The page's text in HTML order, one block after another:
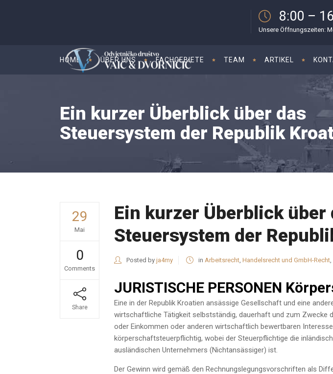
8:00 –
Unsere Öffnungszeiten:
HOME ÜBER UNS FACHGEBIETE TEAM ARTIKEL
Ein kurzer Überblick über das
Steuersystem der Republik
29
Mai
0
Comments
Share
Ein kurzer Überblick über
Steuersystem der
Posted by ja4my in Arbeitsrecht, Handelsrecht und GmbH-Recht,
JURISTISCHE PERSONEN
Eine in der Republik Kroatien ansässige Gesellschaft und eine
wirtschaftliche Tätigkeit selbstständig, dauerhaft und zum Zwecke
oder Einkommen oder anderen wirtschaftlich bewertbaren
körperschaftsteuerpflichtig, wobei der Steuerpflichtige die
ausländischen Unternehmers (Nichtansässiger) ist.
Der Gewinn wird gemäß den Rechnungslegungsvorschriften als